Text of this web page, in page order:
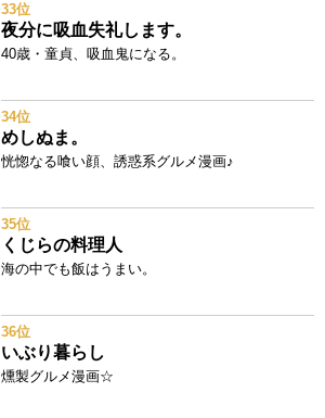
33位
夜分に吸血失礼します。
40歳・童貞、吸血鬼になる。
34位
めしぬま。
恍惚なる喰い顔、誘惑系グルメ漫画♪
35位
くじらの料理人
海の中でも飯はうまい。
36位
いぶり暮らし
燻製グルメ漫画☆